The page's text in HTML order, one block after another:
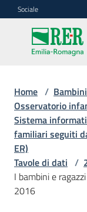
Vai al contenuto
Vai alla navigazione
Vai al footer
Sociale
Accoglienza,
tutela
e
sostegno
Adolescenza
Home /
Osservatorio
Sistema
familiari seguiti
ER)
Tavole di dati /
I bambini e
2016